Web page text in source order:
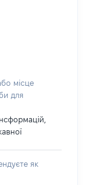
місце
для
як